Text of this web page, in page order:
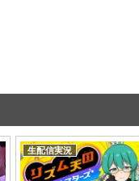
生配信実況